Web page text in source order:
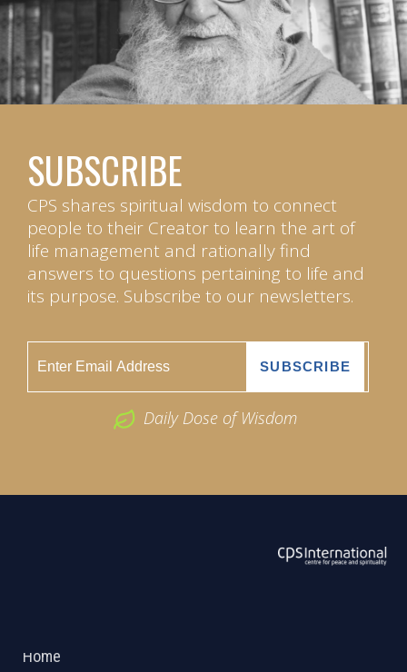
SUBSCRIBE
CPS shares spiritual wisdom to connect
people to their Creator to learn the art of
life management and rationally find
answers to questions pertaining to life and
its purpose. Subscribe to our newsletters.
Daily Dose of Wisdom
Home